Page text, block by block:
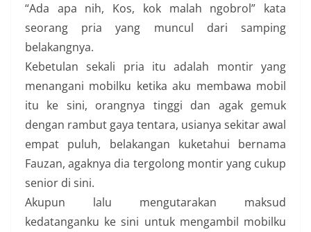
“Ada apa nih, Kos, kok malah ngobrol” kata
seorang pria yang muncul dari samping
belakangnya.
Kebetulan sekali pria itu adalah montir yang
menangani mobilku ketika aku membawa mobil
itu ke sini, orangnya tinggi dan agak gemuk
dengan rambut gaya tentara, usianya sekitar awal
empat puluh, belakangan kuketahui bernama
Fauzan, agaknya dia tergolong montir yang cukup
senior di sini.
Akupun lalu mengutarakan maksud
kedatanganku ke sini untuk mengambil mobilku